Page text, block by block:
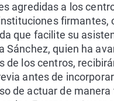
agredidas a los
firmantes,
que facilite su
Sánchez, quien ha
de los centros,
antes de
de actuar de manera